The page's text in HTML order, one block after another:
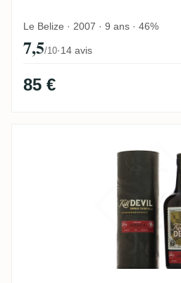
Le Belize · 2007 · 9 ans · 46%
7,5/10·14 avis
85 €